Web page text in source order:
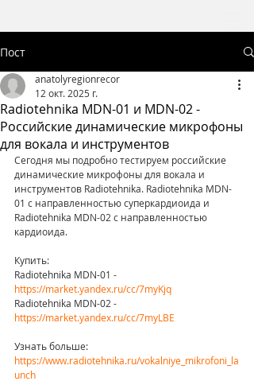
Пост
Radiotehnika MDN-01 и MDN-02 -
Российские динамические микрофоны
для вокала и инструментов
anatolyregionrecor
12 окт. 2025 г.
Сегодня мы подробно тестируем российские
динамические микрофоны для вокала и
инструментов Radiotehnika. Radiotehnika MDN-
01 с направленностью суперкардиоида и
Radiotehnika MDN-02 с направленностью
кардиоида.
Купить:
Radiotehnika MDN-01 -
https://market.yandex.ru/cc/7myKjq
Radiotehnika MDN-02 -
https://market.yandex.ru/cc/7myLBE
Узнать больше:
https://www.radiotehnika.ru/vokalniye_mikrofoni_la
unch